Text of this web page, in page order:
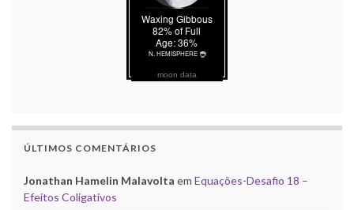
moon data
ÚLTIMOS COMENTÁRIOS
Jonathan Hamelin Malavolta em Equações-Desafio 18 –
Efeitos Coligativos